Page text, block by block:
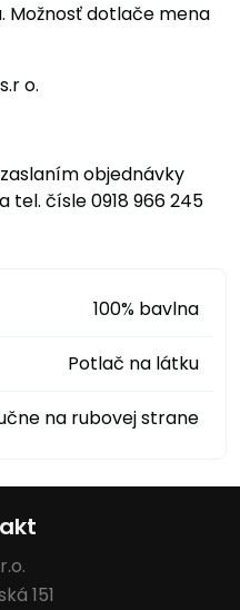
Možnosť dotlače mena
o.
objednávky
tel. čísle 0918 966 245
100% bavlna
Potlač na látku
na rubovej strane
151